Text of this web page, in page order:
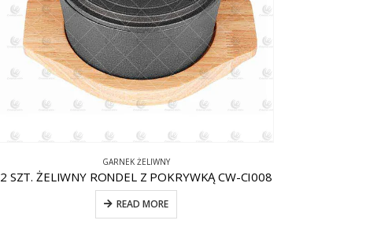
GARNEK ŻELIWNY
2 SZT. ŻELIWNY RONDEL Z POKRYWKĄ CW-CI008
READ MORE